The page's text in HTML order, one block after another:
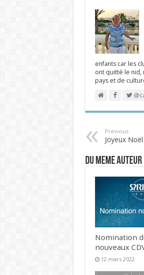
enfants car les
ont quitté le nid,
pays et de
Previous
Joyeux
DU MEME AUTEUR
Nomination
nouveaux
12 mars 2022